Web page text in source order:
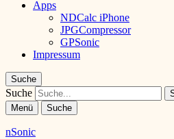
Apps
NDCalc iPhone
JPGCompressor
GPSonic
Impressum
Suche
Suche
Menü Suche
nSonic